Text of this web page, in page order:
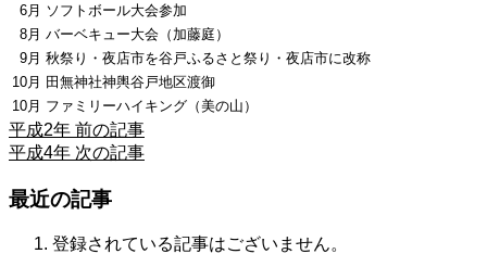
6月 ソフトボール大会参加
8月 バーベキュー大会（加藤庭）
9月 秋祭り・夜店市を谷戸ふるさと祭り・夜店市に改称
10月 田無神社神輿谷戸地区渡御
10月 ファミリーハイキング（美の山）
平成2年 前の記事
平成4年 次の記事
最近の記事
登録されている記事はございません。